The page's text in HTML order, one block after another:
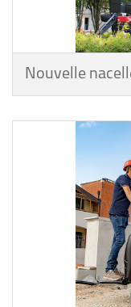
Nouvelle